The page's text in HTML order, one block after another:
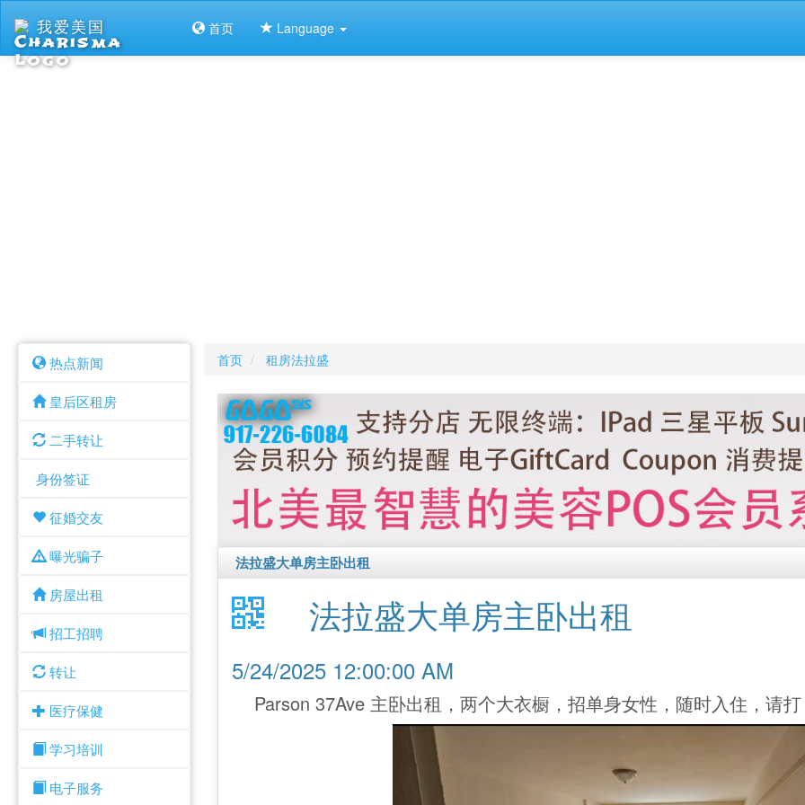
我爱美国 首页 Language
热点新闻
皇后区租房
二手转让
身份签证
征婚交友
曝光骗子
房屋出租
招工招聘
转让
医疗保健
学习培训
电子服务
首页 租房法拉盛
法拉盛大单房主卧出租
法拉盛大单房主卧出租
5/24/2025 12:00:00 AM
Parson 37Ave 主卧出租，两个大衣橱，招单身女性，随时入住，请